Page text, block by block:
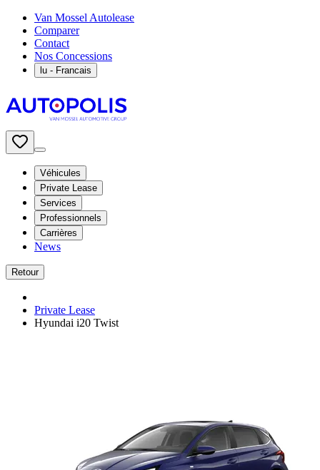
Van Mossel Autolease
Comparer
Contact
Nos Concessions
lu - Francais
Véhicules
Private Lease
Services
Professionnels
Carrières
News
Retour
Private Lease
Hyundai i20 Twist